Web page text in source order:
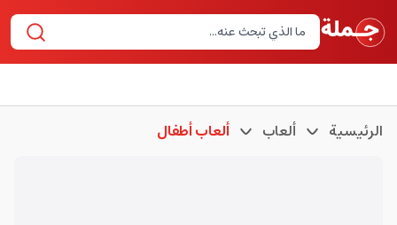
الرئيسية ألعاب ألعاب أطفال